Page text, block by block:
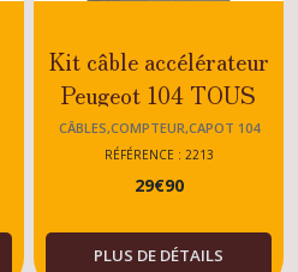
Kit câble accélérateur
Peugeot 104 TOUS
TYPES
CÂBLES,COMPTEUR,CAPOT 104
RÉFÉRENCE : 2213
29€90
PLUS DE DÉTAILS